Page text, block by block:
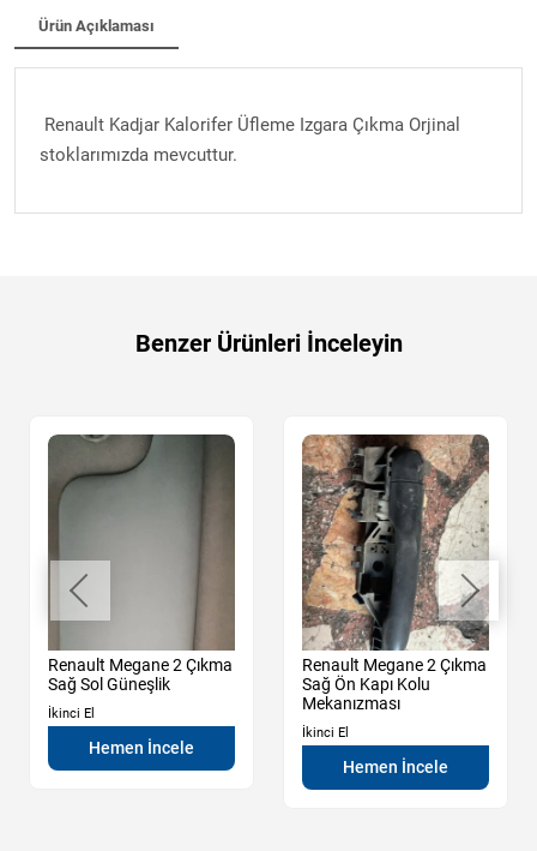
Ürün Açıklaması
Renault Kadjar Kalorifer Üfleme Izgara Çıkma Orjinal
stoklarımızda mevcuttur.
Benzer Ürünleri İnceleyin
Renault Megane 2 Çıkma
Sağ Sol Güneşlik
İkinci El
Hemen İncele
Renault Megane 2 Çıkma
Sağ Ön Kapı Kolu
Mekanızması
İkinci El
Hemen İncele